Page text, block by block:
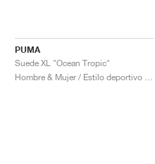
PUMA
Suede XL "Ocean Tropic"